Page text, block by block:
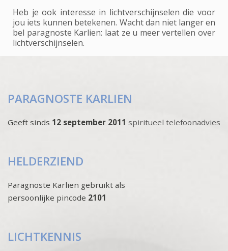
Heb je ook interesse in lichtverschijnselen die voor
jou iets kunnen betekenen. Wacht dan niet langer en
bel paragnoste Karlien: laat ze u meer vertellen over
lichtverschijnselen.
PARAGNOSTE KARLIEN
Geeft sinds 12 september 2011 spiritueel telefoonadvies
HELDERZIEND
Paragnoste Karlien gebruikt als
persoonlijke pincode 2101
LICHTKENNIS